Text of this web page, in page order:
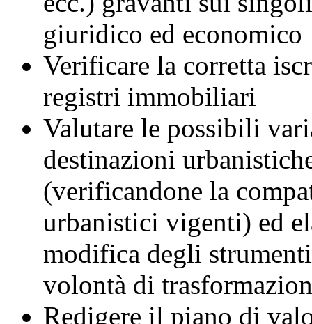
giuridico ed economico
Verificare la corretta
registri immobiliari
Valutare le possibili
destinazioni
(verificandone la
urbanistici vigenti) ed
modifica degli
volontà di
Redigere il piano di